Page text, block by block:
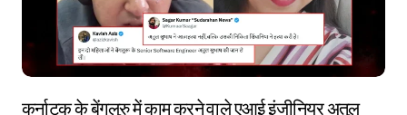
कर्नाटक के बेंगलुरु में काम करने वाले एआई इंजीनियर अतुल